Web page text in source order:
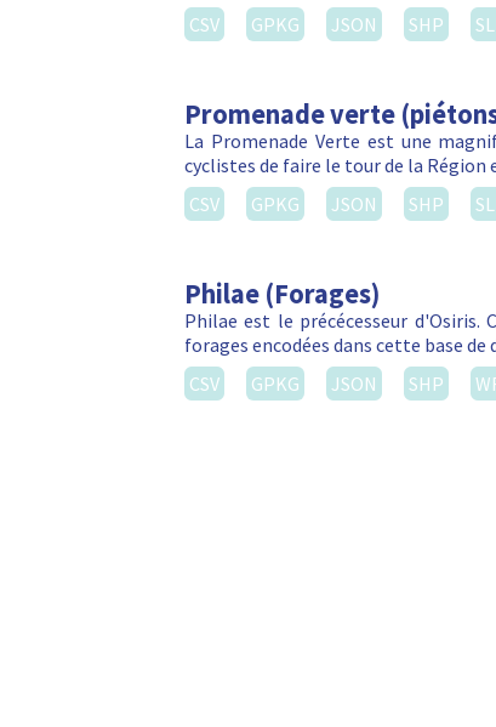
CSV
GPKG JSON SHP
Promenade verte
La Promenade Verte est une
cyclistes de faire le tour de la
CSV
GPKG JSON SHP
Philae (Forages)
Philae est le précécesseur
forages encodées dans cette base de
CSV
GPKG JSON SHP